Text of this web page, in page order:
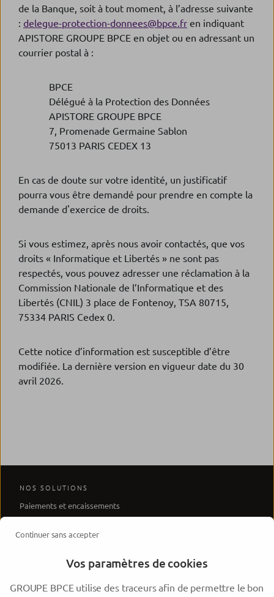
de la Banque, soit à tout moment, à l’adresse suivante
: delegue-protection-donnees@bpce.fr en indiquant
APISTORE GROUPE BPCE en objet ou en adressant un
courrier postal à :
BPCE
Délégué à la Protection des Données
APISTORE GROUPE BPCE
7, Promenade Germaine Sablon
75013 PARIS CEDEX 13
En cas de doute sur votre identité, un justificatif
pourra vous être demandé pour prendre en compte la
demande d'exercice de droits.
Si vous estimez, après nous avoir contactés, que vos
droits « Informatique et Libertés » ne sont pas
respectés, vous pouvez adresser une réclamation à la
Commission Nationale de l’Informatique et des
Libertés (CNIL) 3 place de Fontenoy, TSA 80715,
75334 PARIS Cedex 0.
Cette notice d’information est susceptible d’être
modifiée. La dernière version en vigueur date du 30
avril 2026.
NOS SOLUTIONS
Paiements et encaissements
NOS PRODUITS API
Le portail développeur
AIDE ET CONSEIL
Continuer sans accepter
Vos paramètres de cookies
GROUPE BPCE utilise des traceurs afin de permettre le bon